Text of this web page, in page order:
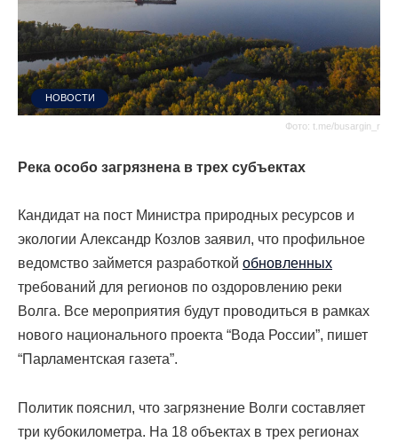
Фото: t.me/busargin_r
НОВОСТИ
Река особо загрязнена в трех субъектах
Кандидат на пост Министра природных ресурсов и
экологии Александр Козлов заявил, что профильное
ведомство займется разработкой обновленных
требований для регионов по оздоровлению реки
Волга. Все мероприятия будут проводиться в рамках
нового национального проекта “Вода России”, пишет
“Парламентская газета”.
Политик пояснил, что загрязнение Волги составляет
три кубокилометра. На 18 объектах в трех регионах